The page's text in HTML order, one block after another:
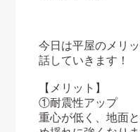
今日は平屋のメリ
話していきます！
【メリット】
①耐震性アップ
重心が低く、地面